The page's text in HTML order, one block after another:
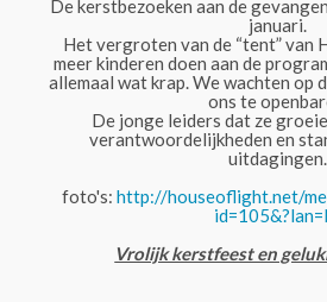
De kerstbezoeken aan de
januari.
Het vergroten van de “tent” van
meer kinderen doen aan de
allemaal wat krap. We wachten op
ons te
De jonge leiders dat ze
verantwoordelijkheden en
uitdagingen.
foto's:http://houseoflight.net/
Vrolijk kerstfeest en